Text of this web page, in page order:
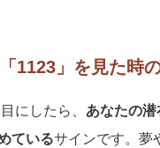
1123」を見た時
にしたら、 あなたの
ているサインです。夢